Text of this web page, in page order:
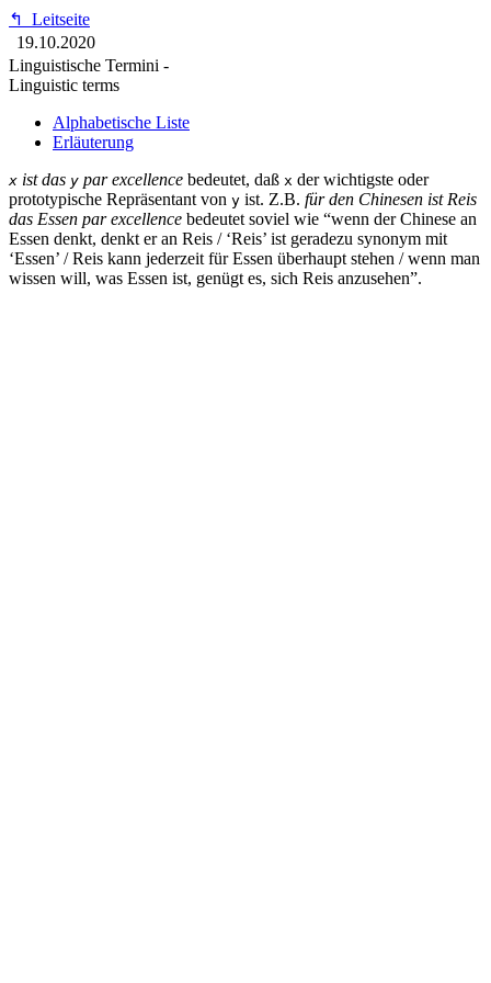
↰
Leitseite
19.10.2020
Linguistische Termini -
Linguistic terms
Alphabetische Liste
Erläuterung
x ist das y par excellence bedeutet, daß x der wichtigste oder
prototypische Repräsentant von y ist. Z.B. für den Chinesen ist Reis
das Essen par excellence bedeutet soviel wie “wenn der Chinese an
Essen denkt, denkt er an Reis / ‘Reis’ ist geradezu synonym mit
‘Essen’ / Reis kann jederzeit für Essen überhaupt stehen / wenn man
wissen will, was Essen ist, genügt es, sich Reis anzusehen”.